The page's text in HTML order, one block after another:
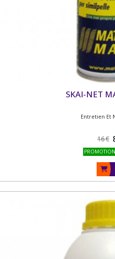
SKAI-NET
Entretien Et
16€
PROMOTION